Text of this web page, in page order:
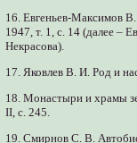
16. Евгеньев-Максимов
1947, т. 1, с. 14 (далее –
Некрасова).
17. Яковлев В. И. Род и
18. Монастыри и храмы
II, с. 245.
19. Смирнов С. В.